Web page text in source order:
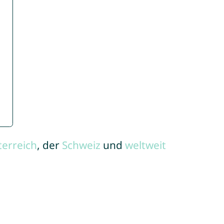
, der Schweiz und weltweit